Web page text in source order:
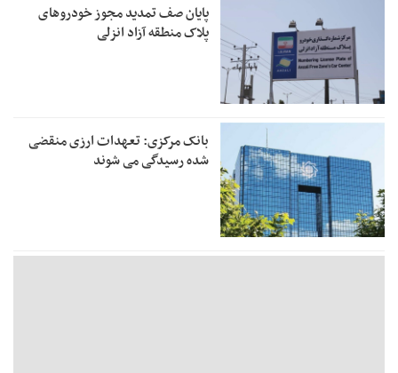
پایان صف تمدید مجوز خودروهای
پلاک منطقه آزاد انزلی
بانک مرکزی: تعهدات ارزی منقضی
شده رسیدگی می شوند